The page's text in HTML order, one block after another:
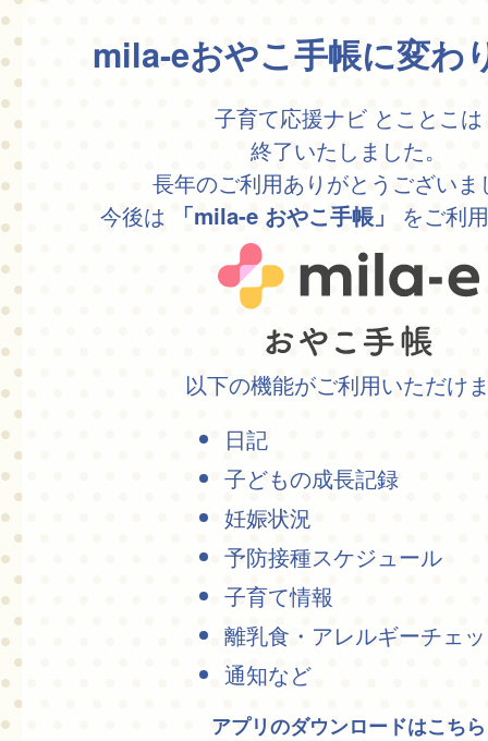
mila-eおやこ手帳に変わ
子育て応援ナビ とことこは
終了いたしました。
長年のご利用ありがとうございま
今後は
「mila-e おやこ手帳」 をご利
以下の機能がご利用いただけ
日記
子どもの成長記録
妊娠状況
予防接種スケジュール
子育て情報
離乳食・アレルギーチェ
通知など
アプリのダウンロードはこちら